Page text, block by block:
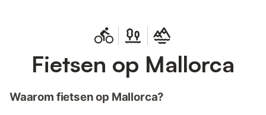
Fietsen op Mallorca
Waarom fietsen op Mallorca?